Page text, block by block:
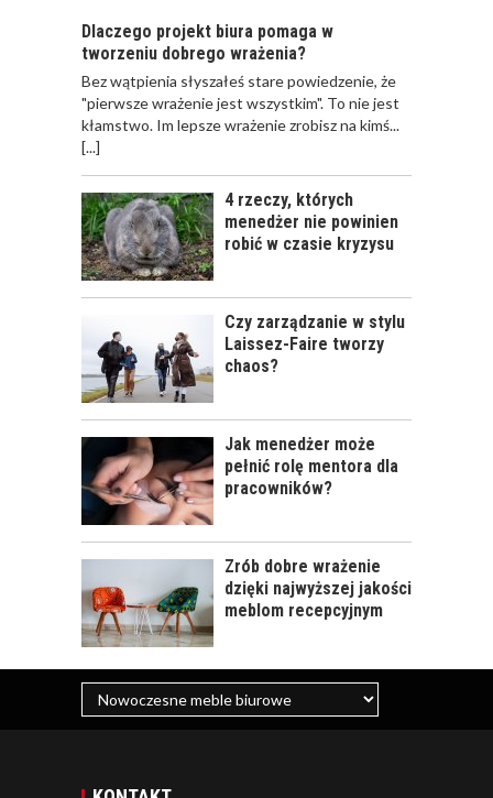
OSTATNIM
KWARTALE 2016
ROKU
Dlaczego projekt biura pomaga w
tworzeniu dobrego wrażenia?
Bez wątpienia słyszałeś stare powiedzenie, że
"pierwsze wrażenie jest wszystkim". To nie jest
kłamstwo. Im lepsze wrażenie zrobisz na kimś...
[...]
4 rzeczy, których
menedżer nie powinien
robić w czasie kryzysu
Czy zarządzanie w stylu
Laissez-Faire tworzy
chaos?
Jak menedżer może
pełnić rolę mentora dla
pracowników?
Zrób dobre wrażenie
dzięki najwyższej jakości
meblom recepcyjnym